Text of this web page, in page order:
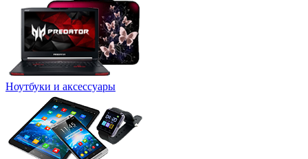
Ноутбуки и аксессуары